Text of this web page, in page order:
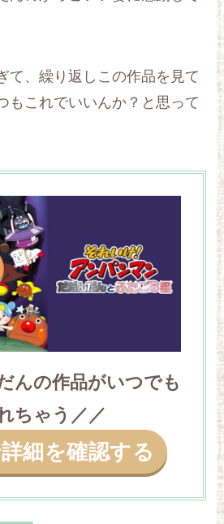
て、繰り返しこの作品を見て
もこれでいいんか？と思って
んの作品がいつでも
ちゃう／／
細を確認する